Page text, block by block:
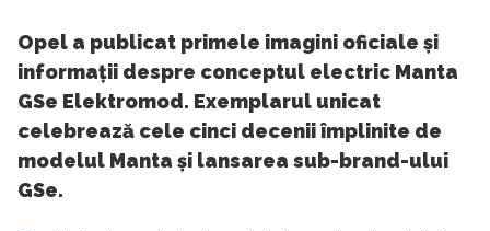
Opel a publicat primele imagini oficiale și
informații despre conceptul electric Manta
GSe Elektromod. Exemplarul unicat
celebrează cele cinci decenii împlinite de
modelul Manta și lansarea sub-brand-ului
GSe.